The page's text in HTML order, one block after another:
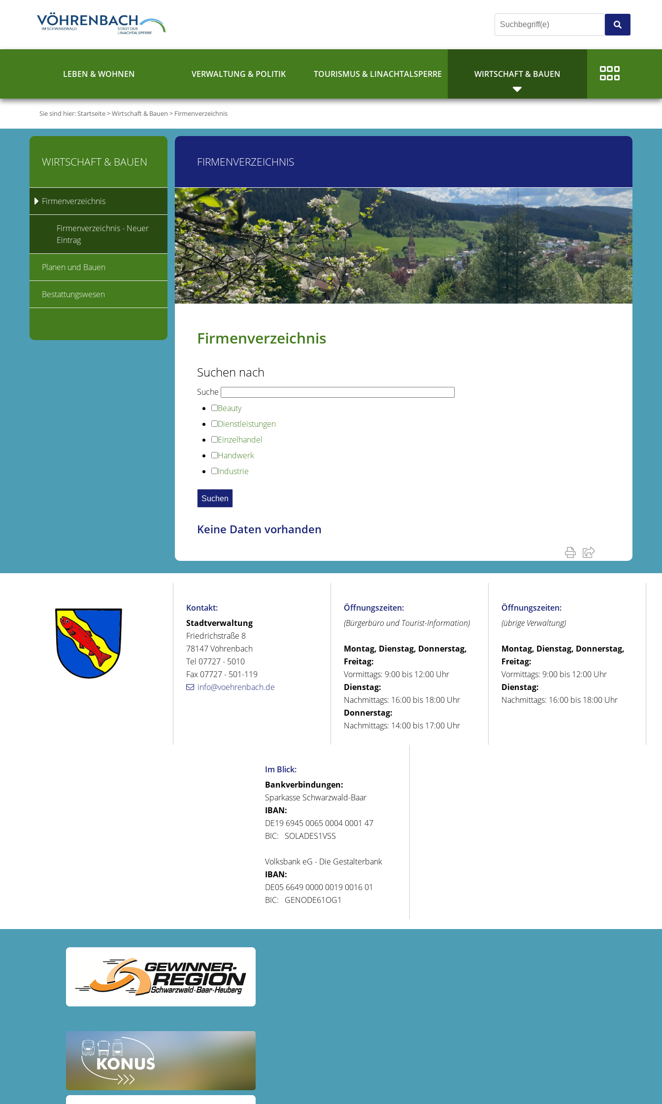
LEBEN & WOHNEN VERWALTUNG & POLITIK TOURISMUS & LINACHTALSPERRE WIRTSCHAFT & BAUEN
Sie sind hier:Startseite>Wirtschaft & Bauen > Firmenverzeichnis
FIRMENVERZEICHNIS
Firmenverzeichnis
Suchen nach
Suche
Beauty
Dienstleistungen
Einzelhandel
Handwerk
Industrie
Keine Daten vorhanden
WIRTSCHAFT & BAUEN
Firmenverzeichnis
Firmenverzeichnis - Neuer
Eintrag
Planen und Bauen
Bestattungswesen
Kontakt:
Stadtverwaltung
Friedrichstraße 8
78147 Vöhrenbach
Tel 07727 - 5010
Fax 07727 - 501-119
info@voehrenbach.de
Öffnungszeiten:
(Bürgerbüro und Tourist-Information)
Montag, Dienstag, Donnerstag,
Freitag:
Vormittags: 9:00 bis 12:00 Uhr
Dienstag:
Nachmittags: 16:00 bis 18:00 Uhr
Donnerstag:
Nachmittags: 14:00 bis 17:00 Uhr
Öffnungszeiten:
(übrige Verwaltung)
Montag, Dienstag, Donnerstag,
Freitag:
Vormittags: 9:00 bis 12:00 Uhr
Dienstag:
Nachmittags: 16:00 bis 18:00 Uhr
Im Blick:
Bankverbindungen:
Sparkasse Schwarzwald-Baar
IBAN:
DE19 6945 0065 0004 0001 47
BIC: SOLADES1VSS
Volksbank eG - Die Gestalterbank
IBAN:
DE05 6649 0000 0019 0016 01
BIC: GENODE61OG1